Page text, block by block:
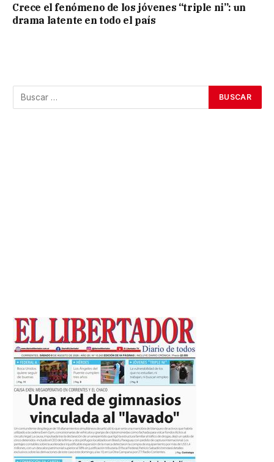
Crece el fenómeno de los jóvenes “triple ni”: un
drama latente en todo el país